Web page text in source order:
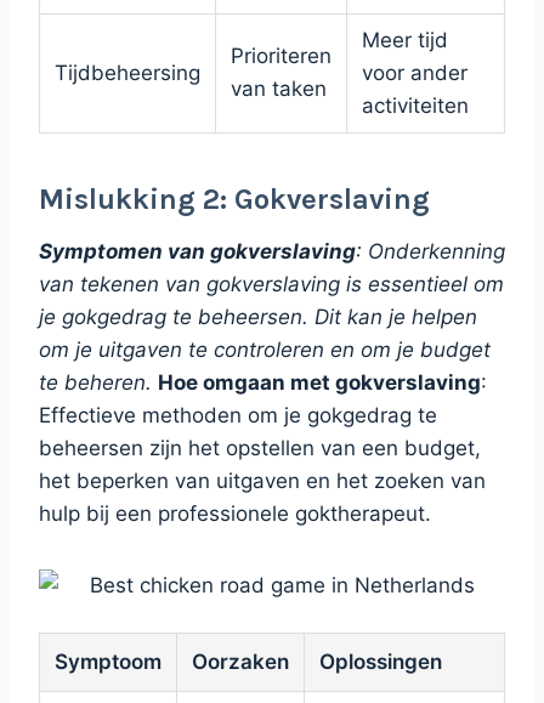
Tijdbeheersing
Prioriteren
van taken
Meer tijd
voor ander
activiteiten
Mislukking 2: Gokverslaving
Symptomen van gokverslaving: Onderkenning
van tekenen van gokverslaving is essentieel om
je gokgedrag te beheersen. Dit kan je helpen
om je uitgaven te controleren en om je budget
te beheren. Hoe omgaan met gokverslaving:
Effectieve methoden om je gokgedrag te
beheersen zijn het opstellen van een budget,
het beperken van uitgaven en het zoeken van
hulp bij een professionele goktherapeut.
Symptoom Oorzaken Oplossingen